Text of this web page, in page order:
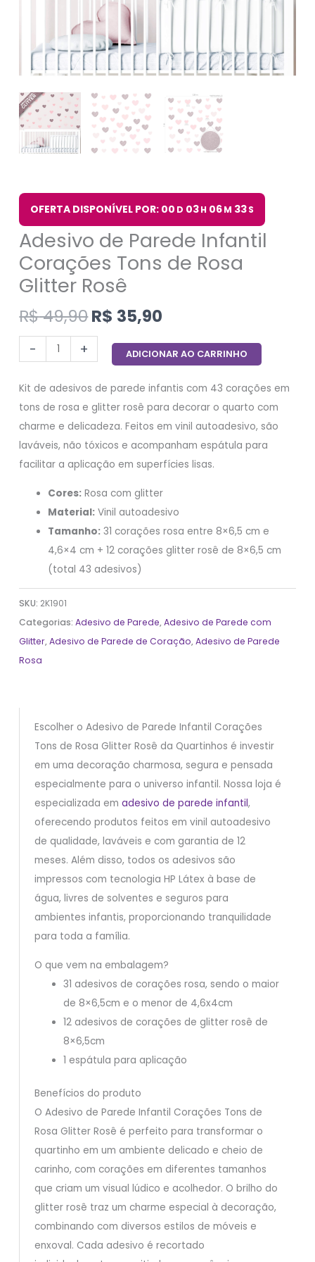
OFERTA DISPONÍVEL POR: 00 D 03H 06M 33S
Adesivo de Parede Infantil
Corações Tons de Rosa
Glitter Rosê
R$49,90R$ 35,90
- + ADICIONAR AO CARRINHO
Kit de adesivos de parede infantis com 43 corações em
tons de rosa e glitter rosê para decorar o quarto com
charme e delicadeza. Feitos em vinil autoadesivo, são
laváveis, não tóxicos e acompanham espátula para
facilitar a aplicação em superfícies lisas.
Cores: Rosa com glitter
Material: Vinil autoadesivo
Tamanho: 31 corações rosa entre 8×6,5 cm e
4,6×4 cm + 12 corações glitter rosê de 8×6,5 cm
(total 43 adesivos)
SKU: 2K1901
Categorias:Adesivo de Parede,Adesivo de Parede com
Glitter,Adesivo de Parede de Coração,Adesivo de Parede
Rosa
Escolher o Adesivo de Parede Infantil Corações
Tons de Rosa Glitter Rosê da Quartinhos é investir
em uma decoração charmosa, segura e pensada
especialmente para o universo infantil. Nossa loja é
especializada em adesivo de parede infantil,
oferecendo produtos feitos em vinil autoadesivo
de qualidade, laváveis e com garantia de 12
meses. Além disso, todos os adesivos são
impressos com tecnologia HP Látex à base de
água, livres de solventes e seguros para
ambientes infantis, proporcionando tranquilidade
para toda a família.
O que vem na embalagem?
31 adesivos de corações rosa, sendo o maior
de 8×6,5cm e o menor de 4,6x4cm
12 adesivos de corações de glitter rosê de
8×6,5cm
1 espátula para aplicação
Benefícios do produto
O Adesivo de Parede Infantil Corações Tons de
Rosa Glitter Rosê é perfeito para transformar o
quartinho em um ambiente delicado e cheio de
carinho, com corações em diferentes tamanhos
que criam um visual lúdico e acolhedor. O brilho do
glitter rosê traz um charme especial à decoração,
combinando com diversos estilos de móveis e
enxoval. Cada adesivo é recortado